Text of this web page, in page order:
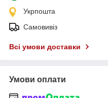
Укрпошта
Самовивіз
Всі умови доставки
Умови оплати